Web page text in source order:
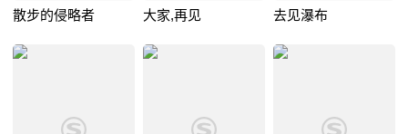
散步的侵略者 大家,再见 去见瀑布